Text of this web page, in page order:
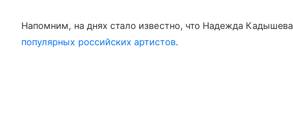
Напомним, на днях стало известно, что Надежда Кадышева
популярных российских артистов.